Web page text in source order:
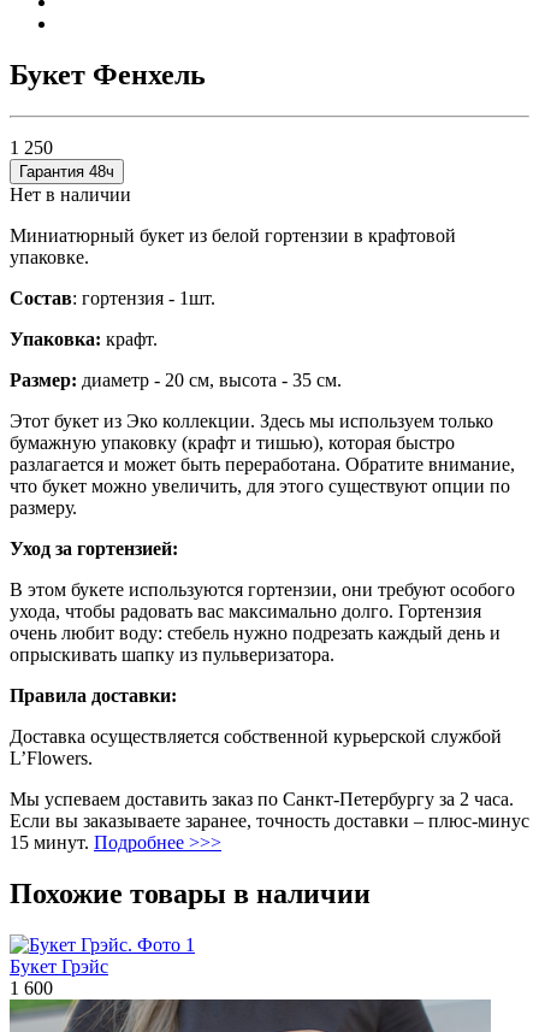
Букет Фенхель
1 250
Гарантия 48ч
Нет в наличии
Миниатюрный букет из белой гортензии в крафтовой
упаковке.
Состав: гортензия - 1шт.
Упаковка: крафт.
Размер: диаметр - 20 см, высота - 35 см.
Этот букет из Эко коллекции. Здесь мы используем только
бумажную упаковку (крафт и тишью), которая быстро
разлагается и может быть переработана. Обратите внимание,
что букет можно увеличить, для этого существуют опции по
размеру.
Уход за гортензией:
В этом букете используются гортензии, они требуют особого
ухода, чтобы радовать вас максимально долго. Гортензия
очень любит воду: стебель нужно подрезать каждый день и
опрыскивать шапку из пульверизатора.
Правила доставки:
Доставка осуществляется собственной курьерской службой
L’Flowers.
Мы успеваем доставить заказ по Санкт-Петербургу за 2 часа.
Если вы заказываете заранее, точность доставки – плюс-минус
15 минут. Подробнее >>>
Похожие товары в наличии
Букет Грэйс
1 600